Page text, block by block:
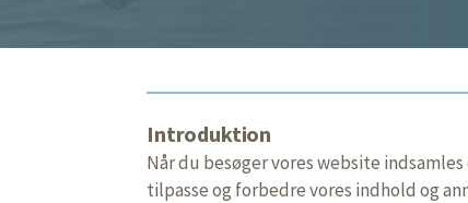
Introduktion
Når du besøger vores website
tilpasse og forbedre vores indhold og